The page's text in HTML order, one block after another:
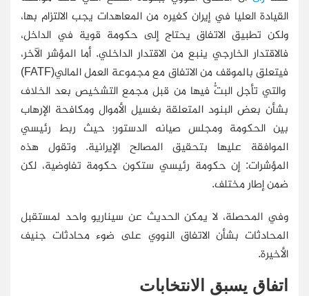
القيادة العليا في إيران كغيره من المعاهدات يجب الالتزام بها،
ولكن تطبيق الاتفاق يحتاج إلى حكومة قوية في الداخل،
فالاقتدار الخارجي ينبع من الاقتدار الداخلي. أما المؤشر الآخر،
فيتعلق بالموقف من الاتفاق مع مجموعة العمل المالي(FATF)
والتي تأجل البتُّ فيها من قبل مجمع التشخيص بعد الخلاف
بشأن بعض البنود المتعلقة بغسيل الأموال ومكافحة الإرهاب
بين الحكومة ومجلس صيانه الدستور؛ حيث ربط رئيسي
الموافقة عليها بتحقيق المصالح الإيرانية. وتقول هذه
المؤشرات: إن حكومة رئيسي ستكون حكومة تفاوضية، لكن
ضمن إطار مختلف.
وفي المحصلة، لا يمكن الحديث عن سيناريو واحد لمستقبل
المحادثات بشأن الاتفاق النووي على ضوء محادثات جنيف
الأخيرة.
اتفاق یسبق الانتخابات